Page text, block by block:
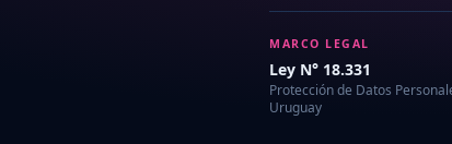
MARCO LEGAL
Ley N° 18.331
Protección de Datos
Uruguay